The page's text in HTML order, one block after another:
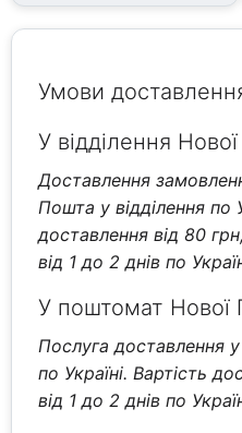
Умови
У відділення
Доставлення
Пошта у відділення по
доставлення від 80
від 1 до 2 днів по
У поштомат Нової
Послуга доставлення
по Україні. Вартість
від 1 до 2 днів по